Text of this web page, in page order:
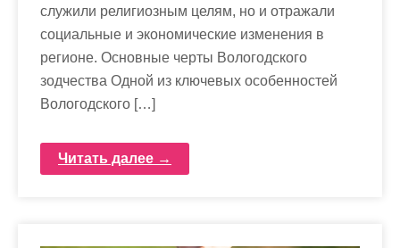
служили религиозным целям, но и отражали
социальные и экономические изменения в
регионе. Основные черты Вологодского
зодчества Одной из ключевых особенностей
Вологодского […]
Читать далее →